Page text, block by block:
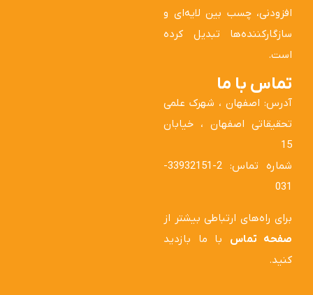
افزودنی، چسب بین لایه‌ای و
سازگارکننده‌ها تبدیل کرده
است.
تماس با ما
آدرس: اصفهان ، شهرک علمی
تحقیقاتی اصفهان ، خیابان
15
شماره تماس: 2-33932151-
031
برای راه‌های ارتباطی بیشتر از
صفحه تماس با ما بازدید
کنید.